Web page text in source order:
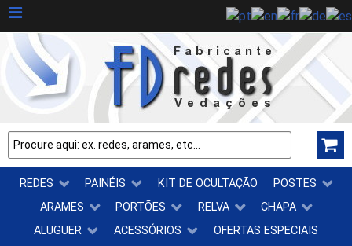
REDES PAINÉIS KIT DE OCULTAÇÃO
POSTES
ARAMES
PORTÕES RELVA
CHAPA
ALUGUER
ACESSÓRIOS
OFERTAS ESPECIAIS